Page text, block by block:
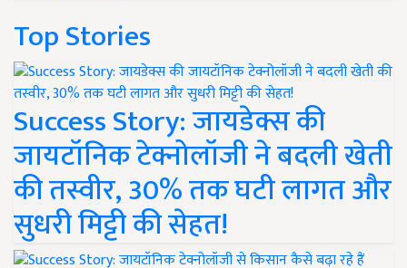
Top Stories
Success Story: जायडेक्स की
जायटॉनिक टेक्नोलॉजी ने बदली खेती
की तस्वीर, 30% तक घटी लागत और
सुधरी मिट्टी की सेहत!